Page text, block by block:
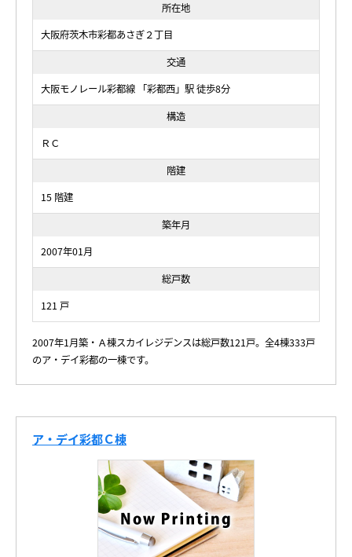
所在地
大阪府茨木市彩都あさぎ２丁目
交通
大阪モノレール彩都線 「彩都西」駅 徒歩8分
構造
ＲＣ
階建
15 階建
築年月
2007年01月
総戸数
121 戸
2007年1月築・Ａ棟スカイレジデンスは総戸数121戸。全4棟333戸
のア・デイ彩都の一棟です。
ア・デイ彩都Ｃ棟